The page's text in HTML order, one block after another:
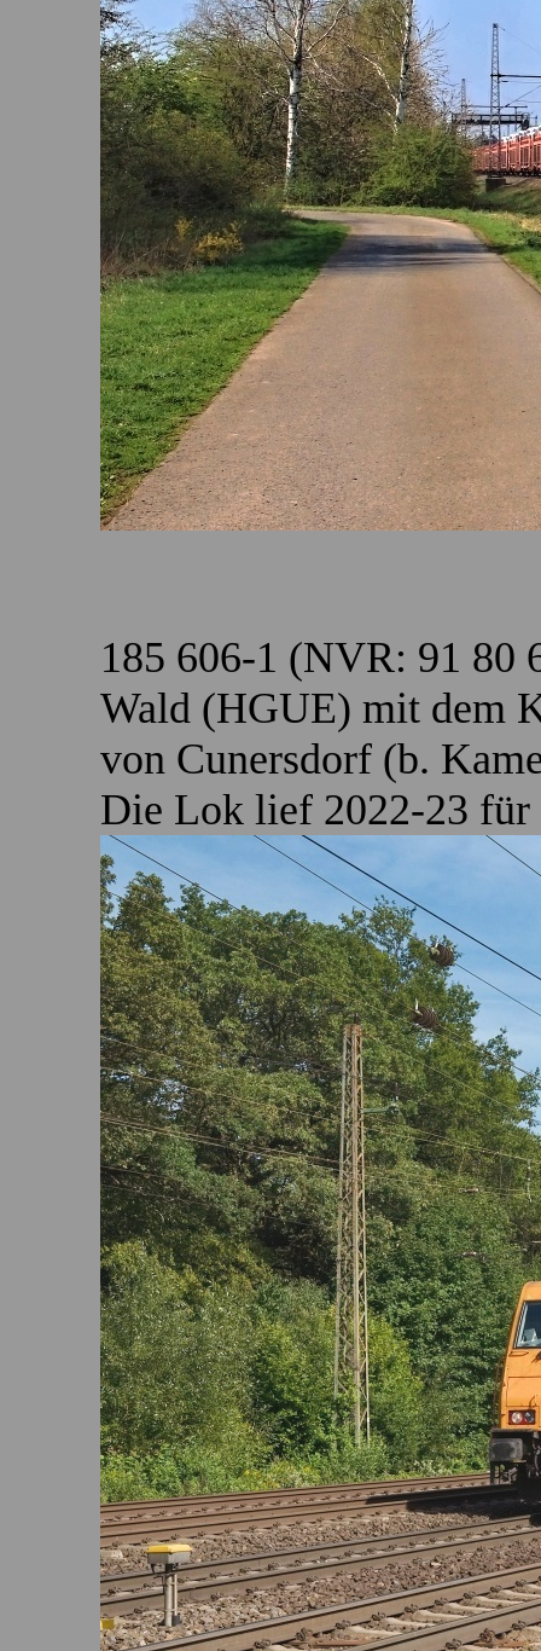
185 606-1 (NVR: 91 80
Wald (HGUE) mit dem
von Cunersdorf (b.
Die Lok lief 2022-23